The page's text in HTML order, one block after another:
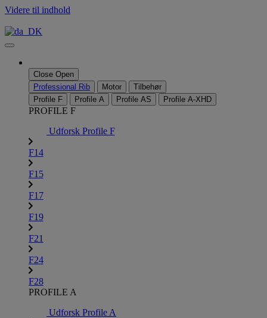
Videre til indhold
Close Open
Professional Rib
Motor
Tilbehør
Profile F
Profile A Profile AS Profile A-XHD
PROFILE F
Udforsk Profile F
F14
F15
F17
F19
F21
F24
F28
PROFILE A
Udforsk Profile A